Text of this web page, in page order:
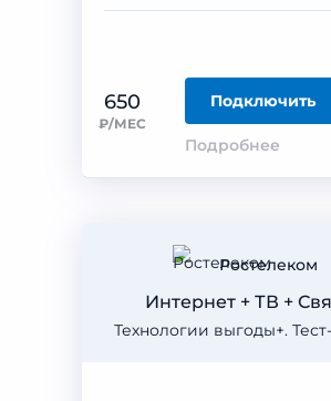
650
₽/МЕС
Подключить
Подробнее
Ростелеком
Технологии выгоды+.
Интернет + ТВ +